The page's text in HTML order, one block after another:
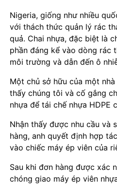
Nigeria, giống như nhiều
với thách thức quản lý rác
quả. Chai nhựa, đặc biệt là
phần đáng kể vào dòng rác
môi trường và dẫn đến ô
Một chủ sở hữu của một
thấy chúng tôi và cố gắng
nhựa để tái chế nhựa HDPE
Nhận thấy được nhu cầu và
hàng, anh quyết định hợp
vào chiếc máy ép viên của
Sau khi đơn hàng được xác
chóng giao máy ép viên